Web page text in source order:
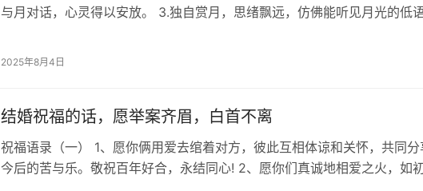
与月对话，心灵得以安放。 3.独自赏月，思绪飘远，仿佛能听见月光的低
2025年8月4日
结婚祝福的话，愿举案齐眉，白首不离
祝福语录（一） 1、愿你俩用爱去绾着对方，彼此互相体谅和关怀，共同分
今后的苦与乐。敬祝百年好合，永结同心! 2、愿你们真诚地相爱之火，如